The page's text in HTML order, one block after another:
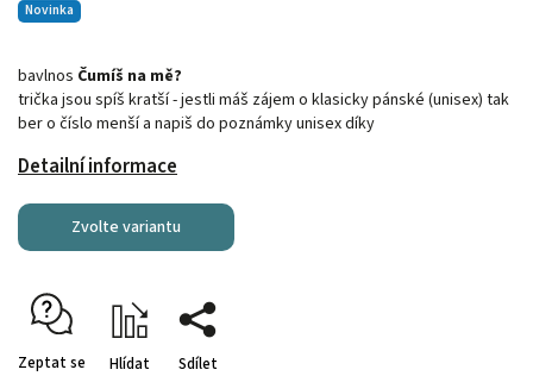
Novinka
bavlnos Čumíš na mě?
trička jsou spíš kratší - jestli máš zájem o klasicky pánské (unisex) tak
ber o číslo menší a napiš do poznámky unisex díky
Detailní informace
Zvolte variantu
Zeptat se Hlídat Sdílet